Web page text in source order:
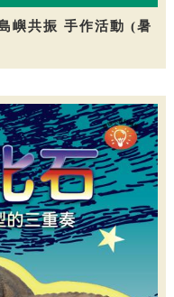
嶼共振 手作活動 (暑